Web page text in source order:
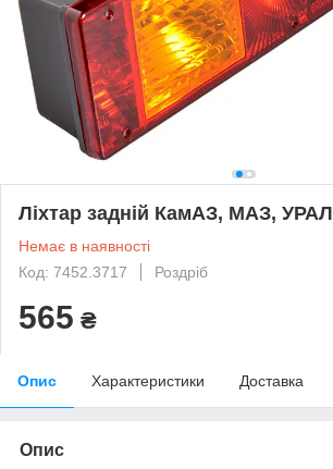
Ліхтар задній КамАЗ, МАЗ, УРАЛ
Немає в наявності
Код: 7452.3717
Роздріб
565 ₴
Опис Характеристики Доставка
Опис